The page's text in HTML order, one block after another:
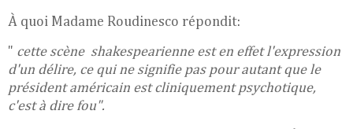
À quoi Madame Roudinesco répondit:
" cette scène shakespearienne est en effet l'expression
d'un délire, ce qui ne signifie pas pour autant que le
président américain est cliniquement psychotique,
c'est à dire fou".